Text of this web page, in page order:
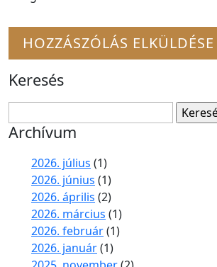
Keresés
Archívum
2026. július (1)
2026. június (1)
2026. április (2)
2026. március (1)
2026. február(1)
2026. január(1)